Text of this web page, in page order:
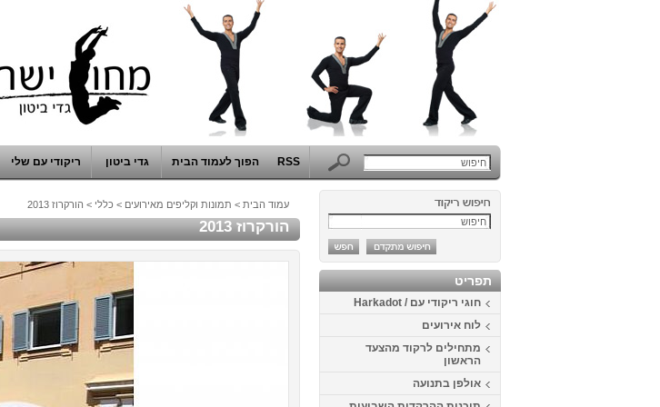
RSS הפוך לעמוד הבית גדי ביטון ריקודי עם שלי
תפריט
חוגי ריקודי עם / Harkadot
לוח אירועים
מתחילים לרקוד מהצעד
הראשון
אולפן בתנועה
עמוד הבית > תמונות וקליפים מאירועים > כללי > הורקרוז 2013
הורקרוז 2013